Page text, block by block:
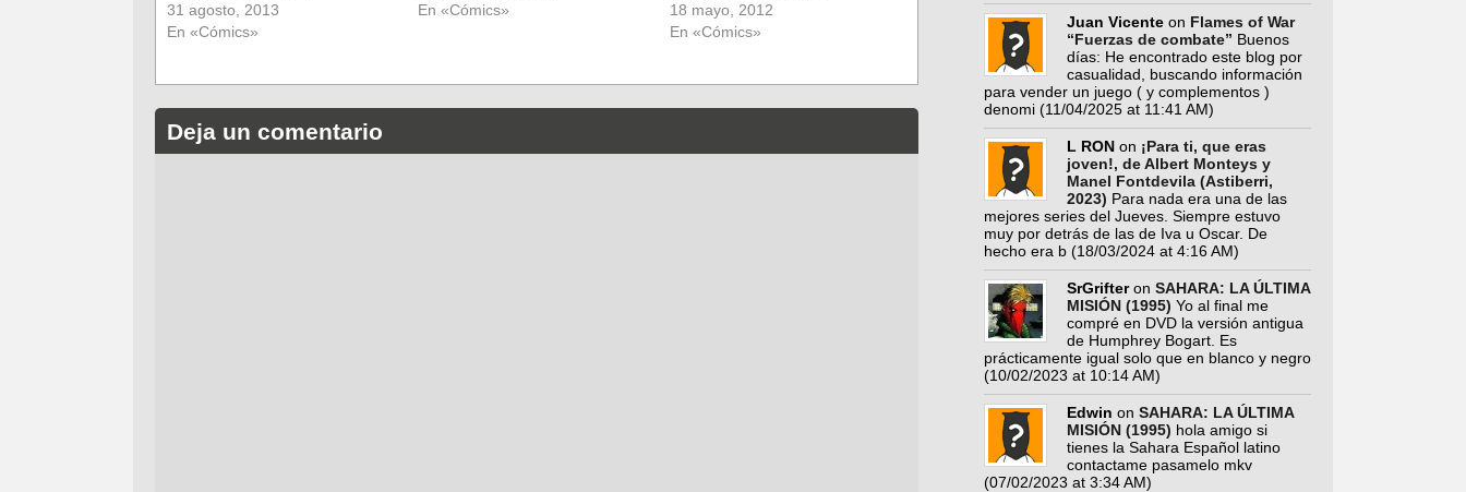
31 agosto, 2013
En «Cómics»
En «Cómics»
18 mayo, 2012
En «Cómics»
Deja un comentario
Juan Vicente on Flames of War
“Fuerzas de combate” Buenos
días: He encontrado este blog por
casualidad, buscando información
para vender un juego ( y complementos )
denomi (11/04/2025 at 11:41 AM)
L RON on ¡Para ti, que eras
joven!, de Albert Monteys y
Manel Fontdevila (Astiberri,
2023) Para nada era una de las
mejores series del Jueves. Siempre estuvo
muy por detrás de las de Iva u Oscar. De
hecho era b (18/03/2024 at 4:16 AM)
SrGrifteron SAHARA: LA ÚLTIMA
MISIÓN (1995) Yo al final me
compré en DVD la versión antigua
de Humphrey Bogart. Es
prácticamente igual solo que en blanco y negro
(10/02/2023 at 10:14 AM)
Edwin on SAHARA: LA ÚLTIMA
MISIÓN (1995) hola amigo si
tienes la Sahara Español latino
contactame pasamelo mkv
(07/02/2023 at 3:34 AM)